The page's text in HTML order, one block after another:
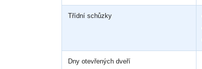
Třídní schůzky
Dny otevřených dveří